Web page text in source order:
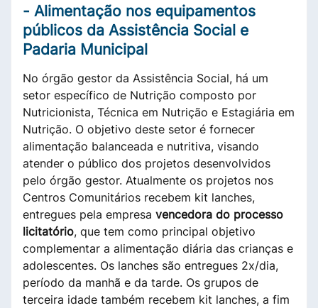
- Alimentação nos equipamentos
públicos da Assistência Social e
Padaria Municipal
No órgão gestor da Assistência Social, há um
setor específico de Nutrição composto por
Nutricionista, Técnica em Nutrição e Estagiária em
Nutrição. O objetivo deste setor é fornecer
alimentação balanceada e nutritiva, visando
atender o público dos projetos desenvolvidos
pelo órgão gestor. Atualmente os projetos nos
Centros Comunitários recebem kit lanches,
entregues pela empresa vencedora do processo
licitatório, que tem como principal objetivo
complementar a alimentação diária das crianças e
adolescentes. Os lanches são entregues 2x/dia,
período da manhã e da tarde. Os grupos de
terceira idade também recebem kit lanches, a fim